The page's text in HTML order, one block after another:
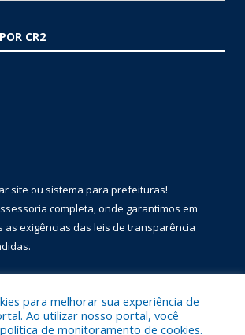
CR2
site ou sistema para prefeituras!
completa, onde garantimos em
as exigências das leis de transparência
para melhorar sua experiência de
Ao utilizar nosso portal, você
de monitoramento de cookies.